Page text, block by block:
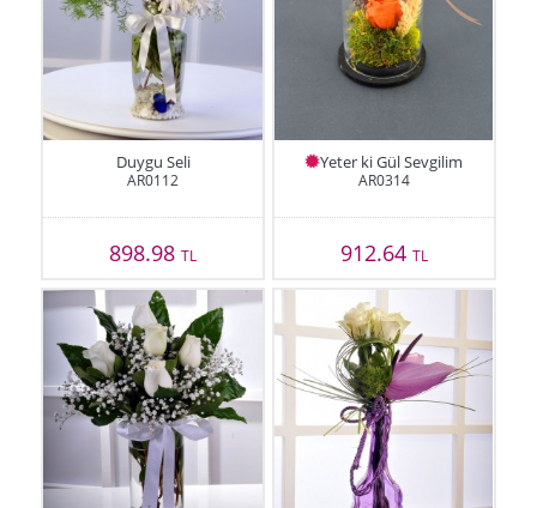
Duygu Seli
AR0112
898.98TL
Yeter ki Gül Sevgilim
AR0314
912.64 TL